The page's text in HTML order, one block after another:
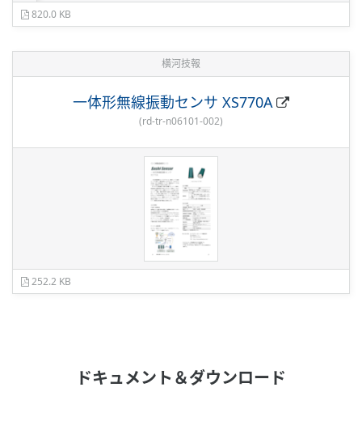
820.0 KB
横河技報
一体形無線振動センサ XS770A
(rd-tr-n06101-002)
252.2 KB
ドキュメント＆ダウンロード